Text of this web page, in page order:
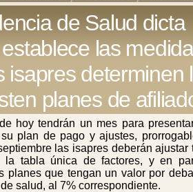
de Salud dicta
las
isapres determinen
planes de
hoy tendrán un mes para
plan de pago y ajustes,
las isapres deberán ajustar
la tabla única de factores, y en
planes que tengan un valor por
salud, al 7% correspondiente.